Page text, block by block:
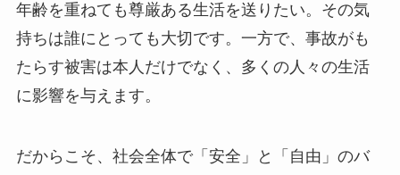
年齢を重ねても尊厳ある生活を送りたい。その気
持ちは誰にとっても大切です。一方で、事故がも
たらす被害は本人だけでなく、多くの人々の生活
に影響を与えます。
だからこそ、社会全体で「安全」と「自由」のバ